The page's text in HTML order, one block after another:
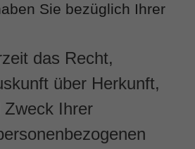
Sie bezüglich Ihrer
das Recht,
über Herkunft,
Zweck Ihrer